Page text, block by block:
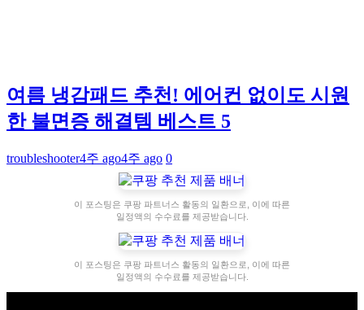
여름 냉감패드 추천! 에어컨 없이도 시원
한 불면증 해결템 베스트 5
troubleshooter4주 ago4주 ago 0
이 포스팅은 쿠팡 파트너스 활동의 일환으로, 이에 따른
일정액의 수수료를 제공받습니다.
이 포스팅은 쿠팡 파트너스 활동의 일환으로, 이에 따른
일정액의 수수료를 제공받습니다.